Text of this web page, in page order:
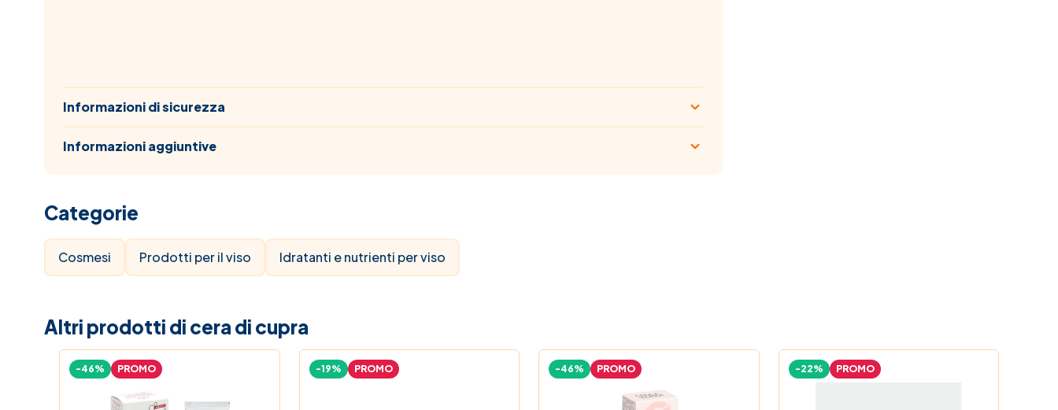
Informazioni di sicurezza
Informazioni aggiuntive
Categorie
Cosmesi Prodotti per il viso Idratanti e nutrienti per viso
Altri prodotti di cera di cupra
-46% PROMO -19% PROMO -46% PROMO -22% PROMO